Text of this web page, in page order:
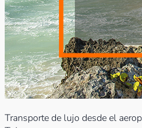
Transporte de lujo desde el